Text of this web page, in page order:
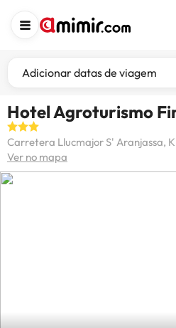
Adicionar datas de viagem
Hotel Agroturismo
Carretera Llucmajor S' Aranjassa,
Ver no mapa